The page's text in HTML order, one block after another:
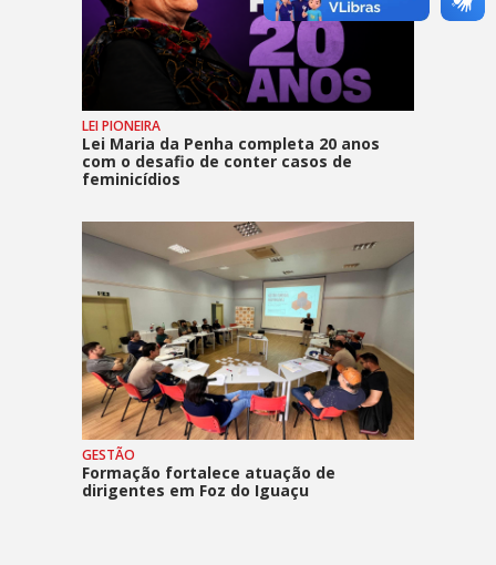
LEI PIONEIRA
Lei Maria da Penha completa 20 anos
com o desafio de conter casos de
feminicídios
GESTÃO
Formação fortalece atuação de
dirigentes em Foz do Iguaçu